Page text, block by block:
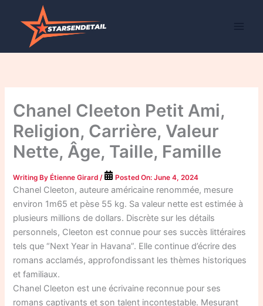
Chanel Cleeton Petit Ami,
Religion, Carrière, Valeur
Nette, Âge, Taille, Famille
Writing ByÉtienne Girard / Posted On:June 4, 2024
Chanel Cleeton, auteure américaine renommée, mesure
environ 1m65 et pèse 55 kg. Sa valeur nette est estimée à
plusieurs millions de dollars. Discrète sur les détails
personnels, Cleeton est connue pour ses succès littéraires
tels que “Next Year in Havana”. Elle continue d’écrire des
romans acclamés, approfondissant les thèmes historiques
et familiaux.
Chanel Cleeton est une écrivaine reconnue pour ses
romans captivants et son talent incontestable. Mesurant